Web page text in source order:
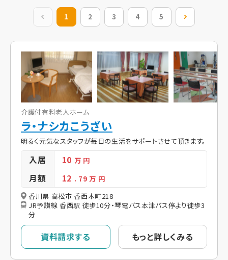
前の20件
1 2 3 4 5
介護付有料老人ホーム
ラ・ナシカこうざい
明るく元気なスタッフが毎日の生活をサポートさせて頂きます。
入居 10万 円
月額 12 . 79万 円
香川県 高松市 香西本町218
JR予讃線 香西駅 徒歩10分・琴電バス本津バス停より徒歩3
分
資料請求する もっと詳しくみる